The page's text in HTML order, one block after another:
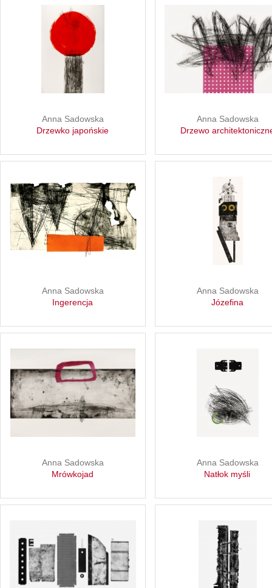
Anna Sadowska
Drzewko japońskie
Anna Sadowska
Drzewo
Anna Sadowska
Ingerencja
Anna Sadowska
Józefina
Anna Sadowska
Mrówkojad
Anna Sadowska
Natłok myśli